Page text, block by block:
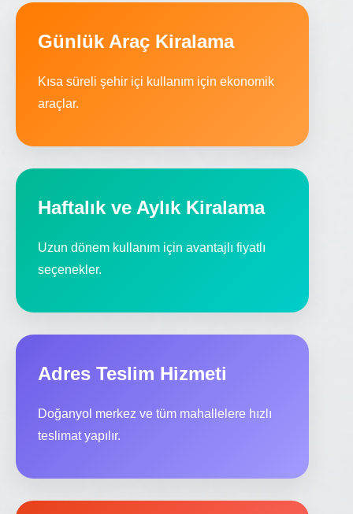
Günlük Araç Kiralama
Kısa süreli şehir içi kullanım için ekonomik
araçlar.
Haftalık ve Aylık Kiralama
Uzun dönem kullanım için avantajlı fiyatlı
seçenekler.
Adres Teslim Hizmeti
Doğanyol merkez ve tüm mahallelere hızlı
teslimat yapılır.